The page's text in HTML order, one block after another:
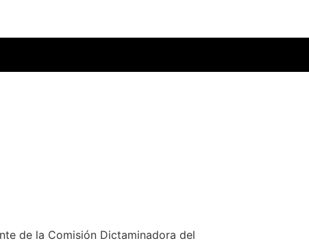
de la Comisión Dictaminadora del